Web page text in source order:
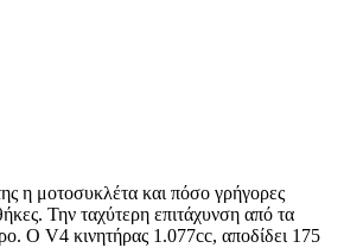
η μοτοσυκλέτα και πόσο γρήγορες
Την ταχύτερη επιτάχυνση από τα
Ο V4 κινητήρας 1.077cc, αποδίδει 175